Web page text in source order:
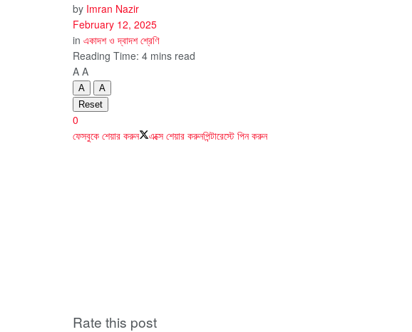
by Imran Nazir
February 12, 2025
in একাদশ ও দ্বাদশ শ্রেণি
Reading Time: 4 mins read
A A
A
A
Reset
0
ফেসবুকে শেয়ার করুন
এক্সে শেয়ার করুনপিন্টারেস্টে পিন করুন
Rate this post